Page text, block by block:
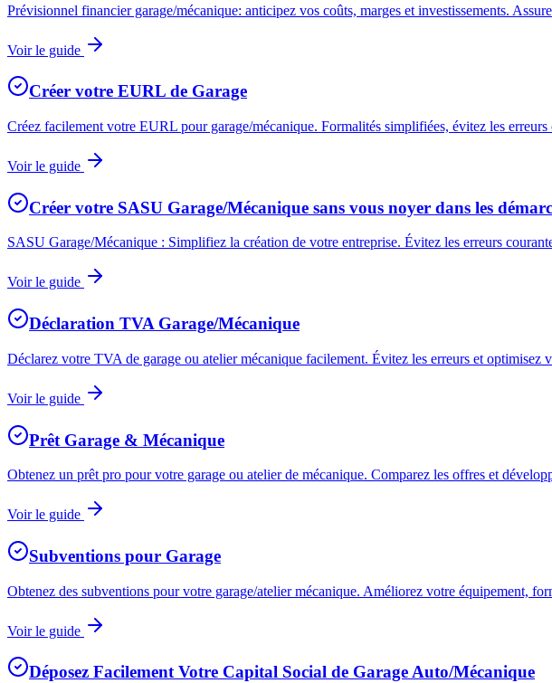
Prévisionnel financier garage/mécanique: anticipez vos coûts, marges et investissements.
Voir le guide
Créer votre EURL de Garage
Créez facilement votre EURL pour garage/mécanique. Formalités simplifiées, évitez les
Voir le guide
Créer votre SASU Garage/Mécanique sans vous noyer dans les
SASU Garage/Mécanique : Simplifiez la création de votre entreprise. Évitez les erreurs
Voir le guide
Déclaration TVA Garage/Mécanique
Déclarez votre TVA de garage ou atelier mécanique facilement. Évitez les erreurs et optimisez
Voir le guide
Prêt Garage & Mécanique
Obtenez un prêt pro pour votre garage ou atelier de mécanique. Comparez les offres et
Voir le guide
Subventions pour Garage
Obtenez des subventions pour votre garage/atelier mécanique. Améliorez votre équipement,
Voir le guide
Déposez Facilement Votre Capital Social de Garage Auto/Mécanique